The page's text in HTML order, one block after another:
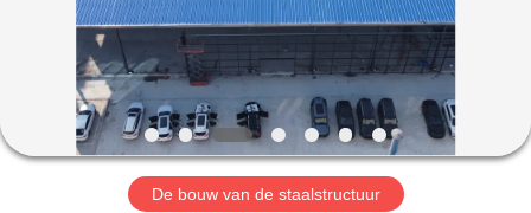
VIDEOS
VR-
SHOW
De bouw van de staalstructuur